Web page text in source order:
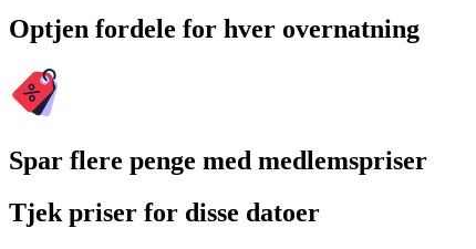
Optjen fordele for hver overnatning
Spar flere penge med medlemspriser
Tjek priser for disse datoer